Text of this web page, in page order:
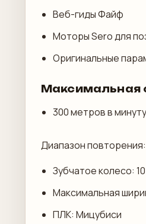
Веб-гиды Файф
Моторы Sero для
Оригинальные
Максимальная
300 метров в минуту
Диапазон
Зубчатое колесо:
Максимальная
ПЛК: Мицубиси